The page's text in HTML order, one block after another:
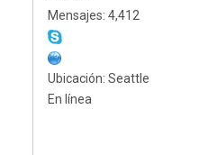
Mensajes: 4,412
Ubicación: Seattle
En línea